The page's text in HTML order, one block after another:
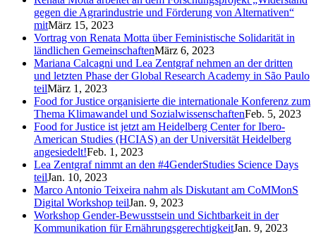
gegen die Agrarindustrie und Förderung von Alternativen“
mitMärz 15, 2023
Vortrag von Renata Motta über Feministische Solidarität in
ländlichen GemeinschaftenMärz 6, 2023
Mariana Calcagni und Lea Zentgraf nehmen an der dritten
und letzten Phase der Global Research Academy in São Paulo
teilMärz 1, 2023
Food for Justice organisierte die internationale Konferenz zum
Thema Klimawandel und SozialwissenschaftenFeb. 5, 2023
Food for Justice ist jetzt am Heidelberg Center for Ibero-
American Studies (HCIAS) an der Universität Heidelberg
angesiedelt!Feb. 1, 2023
Lea Zentgraf nimmt an den #4GenderStudies Science Days
teilJan. 10, 2023
Marco Antonio Teixeira nahm als Diskutant am CoMMonS
Digital Workshop teilJan. 9, 2023
Workshop Gender-Bewusstsein und Sichtbarkeit in der
Kommunikation für ErnährungsgerechtigkeitJan. 9, 2023